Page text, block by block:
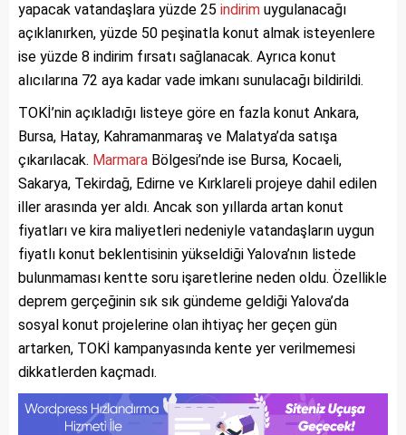
yapacak vatandaşlara yüzde 25 indirim uygulanacağı
açıklanırken, yüzde 50 peşinatla konut almak isteyenlere
ise yüzde 8 indirim fırsatı sağlanacak. Ayrıca konut
alıcılarına 72 aya kadar vade imkanı sunulacağı bildirildi.
TOKİ’nin açıkladığı listeye göre en fazla konut Ankara,
Bursa, Hatay, Kahramanmaraş ve Malatya’da satışa
çıkarılacak. Marmara Bölgesi’nde ise Bursa, Kocaeli,
Sakarya, Tekirdağ, Edirne ve Kırklareli projeye dahil edilen
iller arasında yer aldı. Ancak son yıllarda artan konut
fiyatları ve kira maliyetleri nedeniyle vatandaşların uygun
fiyatlı konut beklentisinin yükseldiği Yalova’nın listede
bulunmaması kentte soru işaretlerine neden oldu. Özellikle
deprem gerçeğinin sık sık gündeme geldiği Yalova’da
sosyal konut projelerine olan ihtiyaç her geçen gün
artarken, TOKİ kampanyasında kente yer verilmemesi
dikkatlerden kaçmadı.